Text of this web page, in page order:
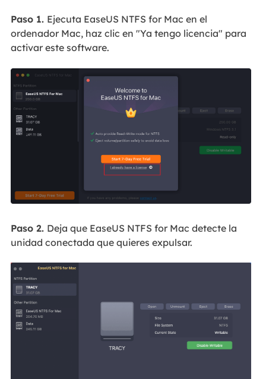
Paso 1. Ejecuta EaseUS NTFS for Mac en el
ordenador Mac, haz clic en "Ya tengo licencia" para
activar este software.
Paso 2. Deja que EaseUS NTFS for Mac detecte la
unidad conectada que quieres expulsar.